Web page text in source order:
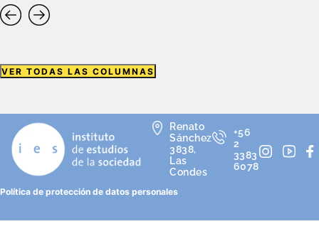
VER TODAS LAS COLUMNAS
Renato
Sánchez
3838,
Las
Condes
+56
2
3383
6078
Política de protección de datos personales